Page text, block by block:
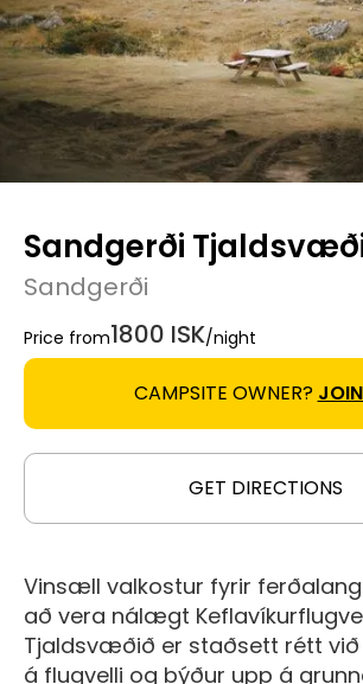
Sandgerði
Sandgerði
Price from1800 ISK/night
CAMPSITE OWNER?
GET DIRECTIONS
Vinsæll valkostur fyrir
að vera nálægt
Tjaldsvæðið er staðsett rétt
á flugvelli og býður upp á